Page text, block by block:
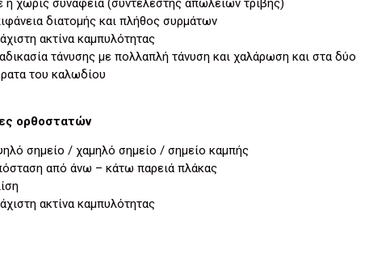
διατομής και πλήθος συρμάτων
ακτίνα καμπυλότητας
τάνυσης με πολλαπλή τάνυση και χαλάρωση και στα δύο
του καλωδίου
ορθοστατών
σημείο / χαμηλό σημείο / σημείο καμπής
από άνω – κάτω παρειά πλάκας
ακτίνα καμπυλότητας